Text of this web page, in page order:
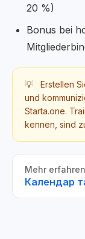
20 %)
Bonus bei
💡
Erstellen
und
Starta.one.
kennen, sind
Mehr erfahren
Календар